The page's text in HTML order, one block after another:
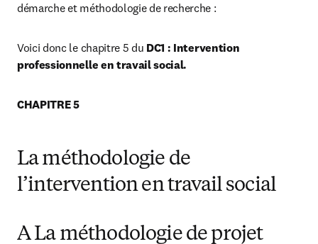
démarche et méthodologie de recherche :
Voici donc le chapitre 5 du DC1 : Intervention
professionnelle en travail social.
CHAPITRE 5
La méthodologie de
l’intervention en travail social
A La méthodologie de projet